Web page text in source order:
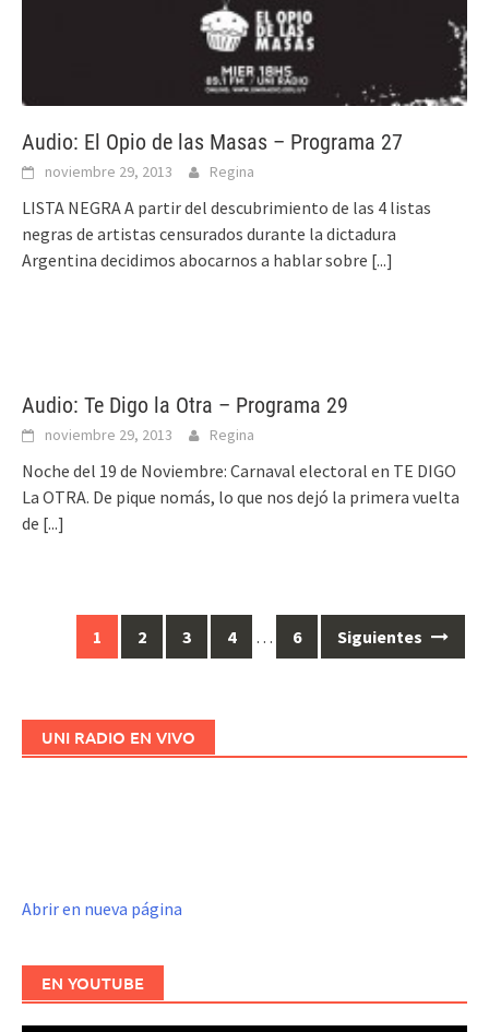
Audio: El Opio de las Masas – Programa 27
noviembre 29, 2013 Regina
LISTA NEGRA A partir del descubrimiento de las 4 listas
negras de artistas censurados durante la dictadura
Argentina decidimos abocarnos a hablar sobre [...]
Audio: Te Digo la Otra – Programa 29
noviembre 29, 2013 Regina
Noche del 19 de Noviembre: Carnaval electoral en TE DIGO
La OTRA. De pique nomás, lo que nos dejó la primera vuelta
de [...]
entradas
1 2 3 4 … 6 Siguientes
UNI RADIO EN VIVO
Abrir en nueva página
EN YOUTUBE